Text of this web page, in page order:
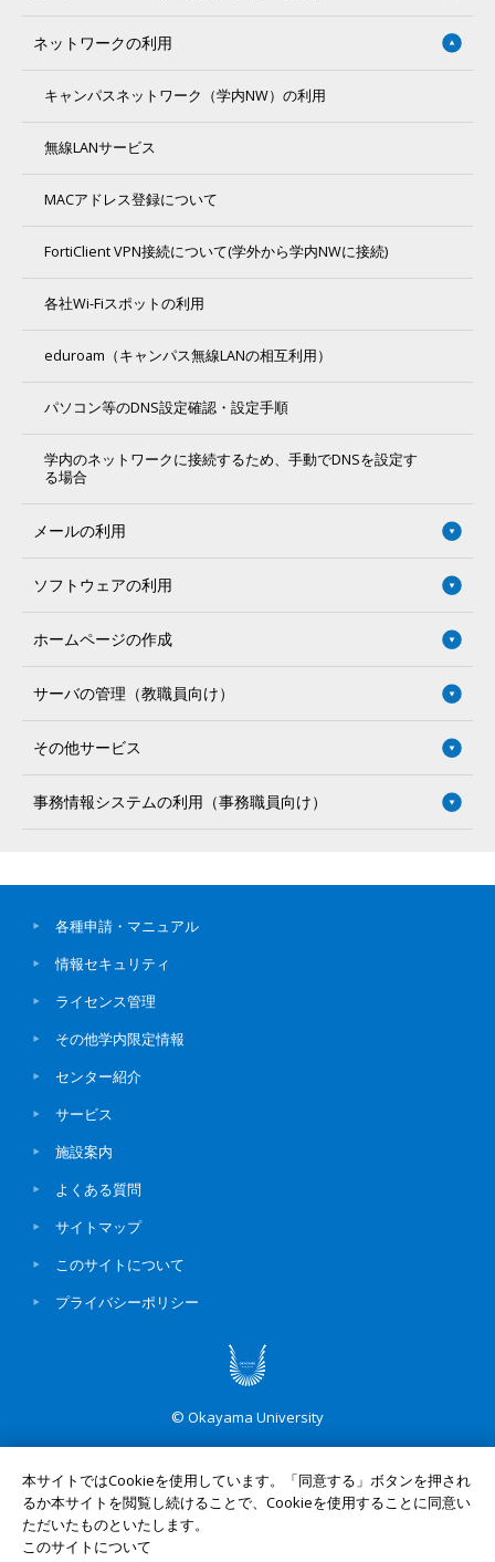
ネットワークの利用
キャンパスネットワーク（学内NW）の利用
無線LANサービス
MACアドレス登録について
FortiClient VPN接続について(学外から学内NWに接続)
各社Wi-Fiスポットの利用
eduroam（キャンパス無線LANの相互利用）
パソコン等のDNS設定確認・設定手順
学内のネットワークに接続するため、手動でDNSを設定す
る場合
メールの利用
ソフトウェアの利用
ホームページの作成
サーバの管理（教職員向け）
その他サービス
事務情報システムの利用（事務職員向け）
各種申請・マニュアル
情報セキュリティ
ライセンス管理
その他学内限定情報
センター紹介
サービス
施設案内
よくある質問
サイトマップ
このサイトについて
プライバシーポリシー
© Okayama University
本サイトではCookieを使用しています。「同意する」ボタンを押され
るか本サイトを閲覧し続けることで、Cookieを使用することに同意い
ただいたものといたします。
このサイトについて